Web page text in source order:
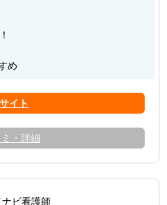
め
・詳細